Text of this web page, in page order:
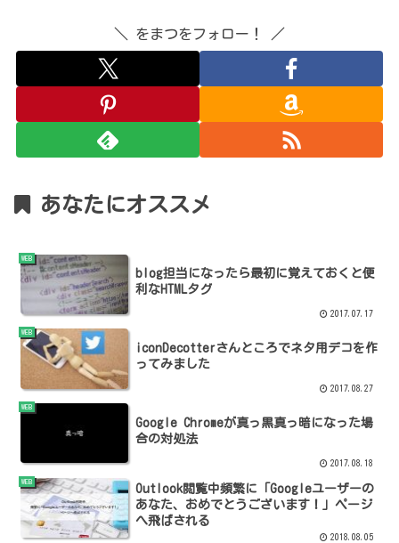
＼ をまつをフォロー！ ／
あなたにオススメ
WEB
blog担当になったら最初に覚えておくと便
利なHTMLタグ
2017.07.17
WEB
iconDecotterさんところでネタ用デコを作
ってみました
2017.08.27
WEB
Google Chromeが真っ黒真っ暗になった場
合の対処法
2017.08.18
WEB
Outlook閲覧中頻繁に「Googleユーザーの
あなた、おめでとうございます！」ページ
へ飛ばされる
2018.08.05